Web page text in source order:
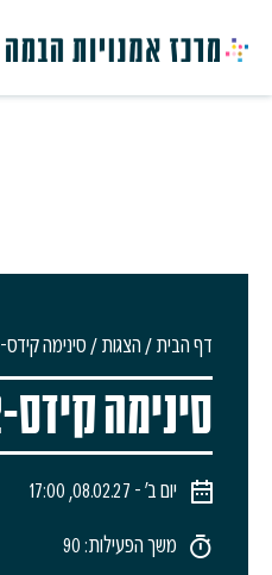
דף הבית/הצגות/סינימה קידס-2
סינימה קידס-2
יום ב׳ - 08.02.27, 17:00
משך הפעילות: 90